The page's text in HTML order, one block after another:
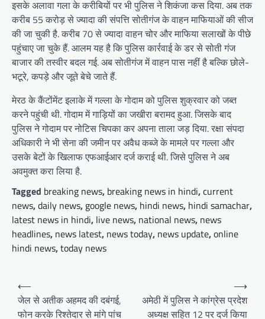
इसके अलावा गला के करीबियों पर भी पुलिस ने शिकंजा कस दिया. अब तक
करीब 55 करोड़ से ज्यादा की संपत्ति सोतीगंज के वाहन माफियाओं की सीज
की जा चुकी है. करीब 70 से ज्यादा वाहन चोर और माफिया सलाखों के पीछे
पहुंचाए जा चुके हैं. आलम यह है कि पुलिस कार्रवाई के डर से सोती गंज
बाजार की तस्वीर बदल गई. अब सोतीगंज में वाहन पास नहीं है बल्कि छोले-
भटूरे, कपड़े और जूते बेचे जाते हैं.
मेरठ के कैंटोंमेंट इलाके में गल्ला के गोदाम को पुलिस शुक्रवार को जब्त
करने पहुंची थी. गोदाम में गाड़ियों का जखीरा बरामद हुआ. जिसके बाद
पुलिस ने गोदाम पर नोटिस चिपका कर अपना ताला जड़ दिया. रक्षा संपदा
अधिकारी ने भी सेना की जमीन पर अवैध कब्जे के मामले पर गल्ला और
उसके बेटों के खिलाफ एफआईआर दर्ज कराई थी. जिसे पुलिस ने अब
अवमुक्त करा लिया है.
Tagged breaking news, breaking news in hindi,current
news,daily news, google news, hindi news, hindi samachar,
latest news in hindi, live news, national news, news
headlines, news latest, news today, news update,online
hindi news,today news
o
⟵
जेल से अतीक अहमद की दबंगई,
फोन करके रिश्तेदार से मांगे पांच
अमेठी में पुलिस ने कांग्रेस प्रदेश
अध्यक्ष सहित 12 पर दर्ज किया
⟶